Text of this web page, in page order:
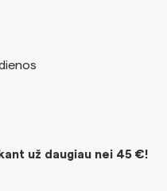
už daugiau nei 45 €!